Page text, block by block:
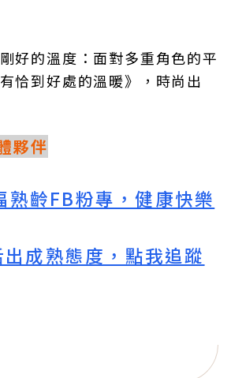
好的溫度：面對多重角色的平
恰到好處的溫暖》，時尚出
夥伴
熟齡FB粉專，健康快樂
成熟態度，點我追蹤